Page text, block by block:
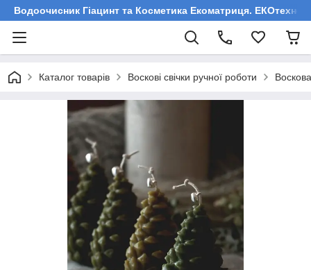
Водоочисник Гіацинт та Косметика Екоматриця.
Каталог товарів Воскові свічки ручної роботи